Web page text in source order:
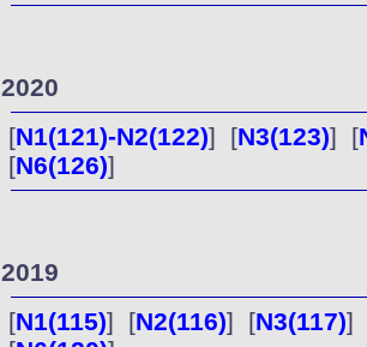
2020
[N1(121)-N2(122)] [N3(123)] [
[N6(126)]
2019
[N1(115)] [N2(116)] [N3(117)]